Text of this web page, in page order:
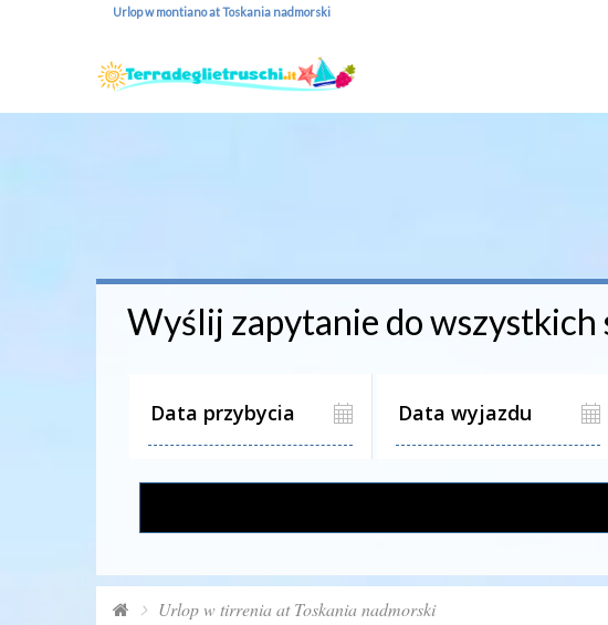
Urlop w montiano at Toskania nadmorski
Wyślij zapytanie do
Urlop w tirrenia at Toskania nadmorski